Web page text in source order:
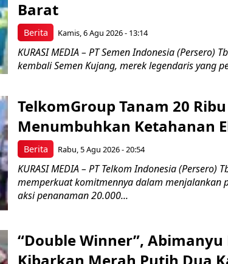
Berita
Barat
Kamis, 6 Agu 2026 - 13:14
KURASI MEDIA – PT Semen Indonesia (Persero)
kembali Semen Kujang, merek legendaris yang
Berita
TelkomGroup Tanam 20
Menumbuhkan Ketahanan
Rabu, 5 Agu 2026 - 20:54
KURASI MEDIA – PT Telkom Indonesia (Persero)
memperkuat komitmennya dalam menjalankan
aksi penanaman 20.000...
“Double Winner”,